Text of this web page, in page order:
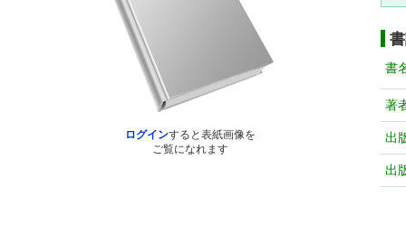
ログインすると表紙画像を
ご覧になれます
書
著
出
出